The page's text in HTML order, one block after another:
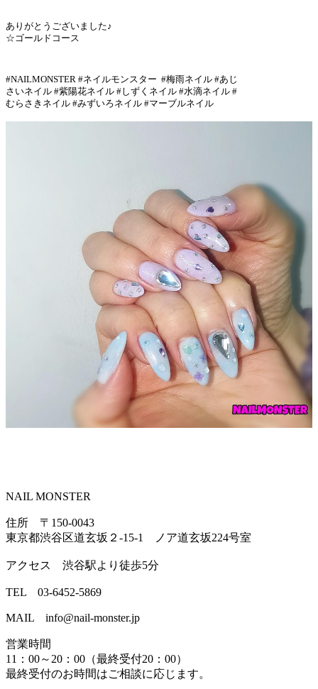
ありがとうございました♪
☆ゴールドコース
#NAILMONSTER #ネイルモンスター #梅雨ネイル #あじ
さいネイル #紫陽花ネイル #しずくネイル #水滴ネイル #
むらさきネイル #みずいろネイル #マーブルネイル
NAIL MONSTER
住所 〒150-0043
東京都渋谷区道玄坂２-15-1 ノア道玄坂224号室
アクセス 渋谷駅より徒歩5分
TEL 03-6452-5869
MAIL info@nail-monster.jp
営業時間
11：00～20：00（最終受付20：00）
最終受付のお時間はご相談に応じます。